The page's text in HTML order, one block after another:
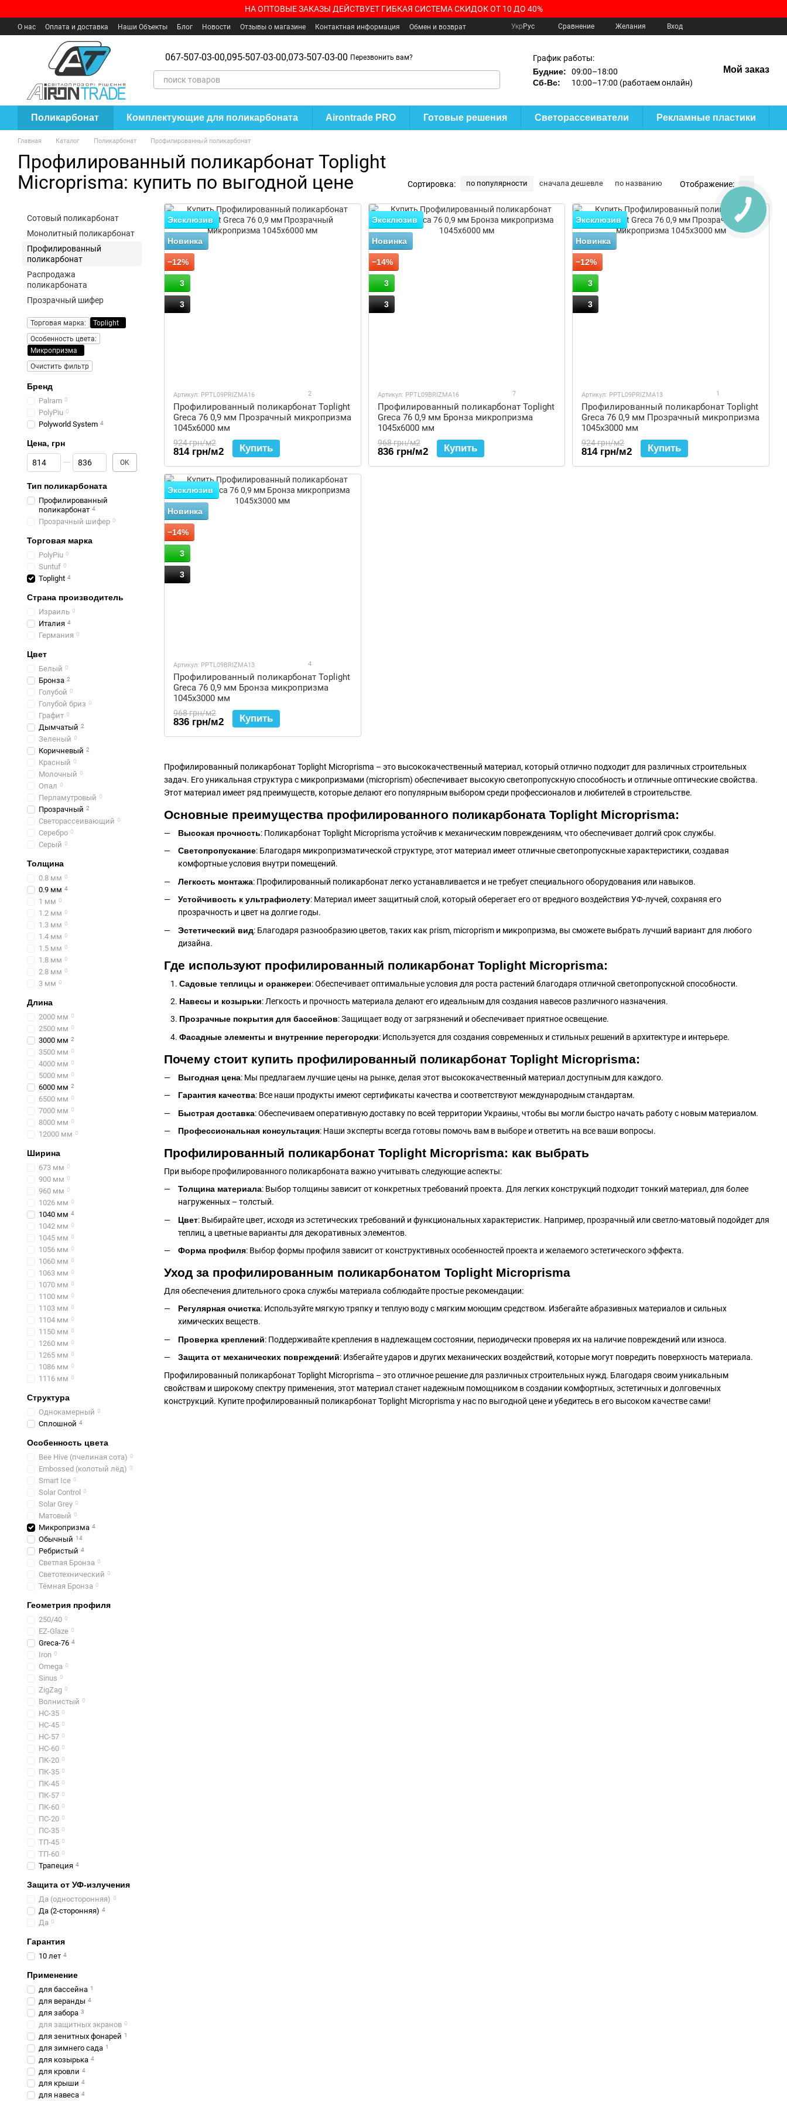
НА ОПТОВЫЕ ЗАКАЗЫ ДЕЙСТВУЕТ ГИБКАЯ СИСТЕМА СКИДОК ОТ 10 ДО 40%
О нас Оплата и доставка Наши Объекты Блог Новости Отзывы о магазине Контактная информация
Обмен и возврат
Укр Рус Сравнение Желания Вход
067-507-03-00,095-507-03-00,073-507-03-00 Перезвонить вам?
График работы:
Будние:
09:00–18:00
Сб-Вс:
10:00–17:00 (работаем онлайн)
Мой заказ
Поликарбонат Комплектующие для поликарбоната Airontrade PRO Готовые решения Светорассеиватели Рекламные пластики
Главная Каталог Поликарбонат Профилированный поликарбонат
Профилированный поликарбонат Toplight
Microprisma: купить по выгодной цене
Сортировка: по популярности сначала дешевле по названию Отображение:
Профилированный поликарбонат Toplight Microprisma – это высококачественный материал, который отлично подходит для различных строительных
задач. Его уникальная структура с микропризмами (microprism) обеспечивает высокую светопропускную способность и отличные оптические свойства.
Этот материал имеет ряд преимуществ, которые делают его популярным выбором среди профессионалов и любителей в строительстве.
Основные преимущества профилированного поликарбоната Toplight Microprisma:
Высокая прочность: Поликарбонат Toplight Microprisma устойчив к механическим повреждениям, что обеспечивает долгий срок службы.
Светопропускание: Благодаря микропризматической структуре, этот материал имеет отличные светопропускные характеристики, создавая
комфортные условия внутри помещений.
Легкость монтажа: Профилированный поликарбонат легко устанавливается и не требует специального оборудования или навыков.
Устойчивость к ультрафиолету: Материал имеет защитный слой, который оберегает его от вредного воздействия УФ-лучей, сохраняя его
прозрачность и цвет на долгие годы.
Эстетический вид: Благодаря разнообразию цветов, таких как prism, microprism и микропризма, вы сможете выбрать лучший вариант для любого
дизайна.
Где используют профилированный поликарбонат Toplight Microprisma:
Садовые теплицы и оранжереи: Обеспечивает оптимальные условия для роста растений благодаря отличной светопропускной способности.
Навесы и козырьки: Легкость и прочность материала делают его идеальным для создания навесов различного назначения.
Прозрачные покрытия для бассейнов: Защищает воду от загрязнений и обеспечивает приятное освещение.
Фасадные элементы и внутренние перегородки: Используется для создания современных и стильных решений в архитектуре и интерьере.
Почему стоит купить профилированный поликарбонат Toplight Microprisma:
Выгодная цена: Мы предлагаем лучшие цены на рынке, делая этот высококачественный материал доступным для каждого.
Гарантия качества: Все наши продукты имеют сертификаты качества и соответствуют международным стандартам.
Быстрая доставка: Обеспечиваем оперативную доставку по всей территории Украины, чтобы вы могли быстро начать работу с новым материалом.
Профессиональная консультация: Наши эксперты всегда готовы помочь вам в выборе и ответить на все ваши вопросы.
Профилированный поликарбонат Toplight Microprisma: как выбрать
При выборе профилированного поликарбоната важно учитывать следующие аспекты:
Толщина материала: Выбор толщины зависит от конкретных требований проекта. Для легких конструкций подходит тонкий материал, для более
нагруженных – толстый.
Цвет: Выбирайте цвет, исходя из эстетических требований и функциональных характеристик. Например, прозрачный или светло-матовый подойдет для
теплиц, а цветные варианты для декоративных элементов.
Форма профиля: Выбор формы профиля зависит от конструктивных особенностей проекта и желаемого эстетического эффекта.
Уход за профилированным поликарбонатом Toplight Microprisma
Для обеспечения длительного срока службы материала соблюдайте простые рекомендации:
Регулярная очистка: Используйте мягкую тряпку и теплую воду с мягким моющим средством. Избегайте абразивных материалов и сильных
химических веществ.
Проверка креплений: Поддерживайте крепления в надлежащем состоянии, периодически проверяя их на наличие повреждений или износа.
Защита от механических повреждений: Избегайте ударов и других механических воздействий, которые могут повредить поверхность материала.
Профилированный поликарбонат Toplight Microprisma – это отличное решение для различных строительных нужд. Благодаря своим уникальным
свойствам и широкому спектру применения, этот материал станет надежным помощником в создании комфортных, эстетичных и долговечных
конструкций. Купите профилированный поликарбонат Toplight Microprisma у нас по выгодной цене и убедитесь в его высоком качестве сами!
Эксклюзив
Новинка
−12%
3
3
Артикул: PPTL09PRIZMA16 2
Профилированный поликарбонат Toplight
Greca 76 0,9 мм Прозрачный микропризма
1045x6000 мм
924 грн/м2
814 грн/м2 Купить
Эксклюзив
Новинка
−14%
3
3
Артикул: PPTL09BRIZMA16 7
Профилированный поликарбонат Toplight
Greca 76 0,9 мм Бронза микропризма
1045x6000 мм
968 грн/м2
836 грн/м2 Купить
Эксклюзив
Новинка
−12%
3
3
Артикул: PPTL09PRIZMA13 1
Профилированный поликарбонат Toplight
Greca 76 0,9 мм Прозрачный микропризма
1045x3000 мм
924 грн/м2
814 грн/м2 Купить
Эксклюзив
Новинка
−14%
3
3
Артикул: PPTL09BRIZMA13 4
Профилированный поликарбонат Toplight
Greca 76 0,9 мм Бронза микропризма
1045x3000 мм
968 грн/м2
836 грн/м2 Купить
Сотовый поликарбонат
Монолитный поликарбонат
Профилированный
поликарбонат
Распродажа
поликарбоната
Прозрачный шифер
Торговая марка:
Toplight
Особенность цвета:
Микропризма
Очистить фильтр
Бренд
Palram 0
PolyPiu 0
Polyworld System 4
Цена, грн
От Цена, грн
До Цена, грн OK
Тип поликарбоната
Профилированный
поликарбонат 4
Прозрачный шифер 0
Торговая марка
PolyPiu 0
Suntuf 0
Toplight 4
Страна производитель
Израиль 0
Италия 4
Германия 0
Цвет
Белый 0
Бронза 2
Голубой 0
Голубой бриз 0
Графит 0
Дымчатый 2
Зеленый 0
Коричневый 2
Красный 0
Молочный 0
Опал 0
Перламутровый 0
Прозрачный 2
Светорассеивающий 0
Серебро 0
Серый 0
Толщина
0.8 мм 0
0.9 мм 4
1 мм 0
1.2 мм 0
1.3 мм 0
1.4 мм 0
1.5 мм 0
1.8 мм 0
2.8 мм 0
3 мм 0
Длина
2000 мм 0
2500 мм 0
3000 мм 2
3500 мм 0
4000 мм 0
5000 мм 0
6000 мм 2
6500 мм 0
7000 мм 0
8000 мм 0
12000 мм 0
Ширина
673 мм 0
900 мм 0
960 мм 0
1026 мм 0
1040 мм 4
1042 мм 0
1045 мм 0
1056 мм 0
1060 мм 0
1063 мм 0
1070 мм 0
1100 мм 0
1103 мм 0
1104 мм 0
1150 мм 0
1260 мм 0
1265 мм 0
1086 мм 0
1116 мм 0
Структура
Однокамерный 0
Сплошной 4
Особенность цвета
Bee Hive (пчелиная сота) 0
Embossed (колотый лёд) 0
Smart Ice 0
Solar Control 0
Solar Grey 0
Матовый 0
Микропризма 4
Обычный 14
Ребристый 4
Светлая Бронза 0
Светотехнический 0
Тёмная Бронза 0
Геометрия профиля
250/40 0
EZ-Glaze 0
Greca-76 4
Iron 0
Omega 0
Sinus 0
ZigZag 0
Волнистый 0
НС-35 0
НС-45 0
НС-57 0
НС-60 0
ПК-20 0
ПК-35 0
ПК-45 0
ПК-57 0
ПК-60 0
ПС-20 0
ПС-35 0
ТП-45 0
ТП-60 0
Трапеция 4
Защита от УФ-излучения
Да (односторонняя) 0
Да (2-сторонняя) 4
Да 0
Гарантия
10 лет 4
Применение
для бассейна 1
для веранды 4
для забора 3
для защитных экранов 0
для зенитных фонарей 1
для зимнего сада 1
для козырька 4
для кровли 4
для крыши 4
для навеса 4